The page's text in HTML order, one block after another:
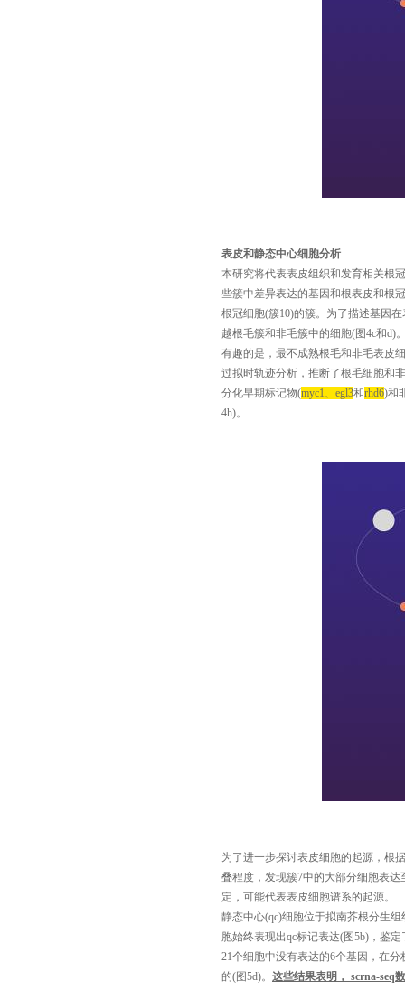
表皮和静态中心细胞分析
本研究将代表表皮组织和发育相关根
些簇中差异表达的基因和根表皮和根
根冠细胞(簇10)的簇。为了描述基因
越根毛簇和非毛簇中的细胞(图4c和d)
有趣的是，最不成熟根毛和非毛表皮
过拟时轨迹分析，推断了根毛细胞和
分化早期标记物(myc1、 egl3和rhd6)和
4h)。
为了进一步探讨表皮细胞的起源，根
叠程度，发现簇7中的大部分细胞表达
定，可能代表表皮细胞谱系的起源。
静态中心(qc)细胞位于拟南芥根分生
胞始终表现出qc标记表达(图5b) ，鉴
21个细胞中没有表达的6个基因，在分
的(图5d)。 这些结果表明， scrna-seq